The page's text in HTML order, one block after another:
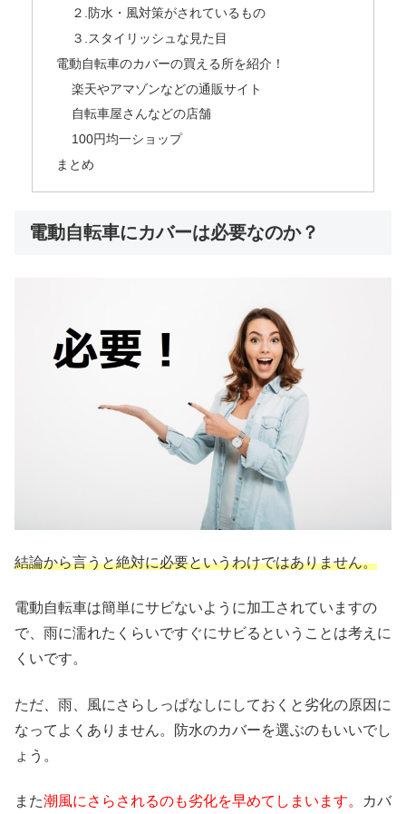
２.防水・風対策がされているもの
３.スタイリッシュな見た目
電動自転車のカバーの買える所を紹介！
楽天やアマゾンなどの通販サイト
自転車屋さんなどの店舗
100円均一ショップ
まとめ
電動自転車にカバーは必要なのか？
結論から言うと絶対に必要というわけではありません。
電動自転車は簡単にサビないように加工されていますの
で、雨に濡れたくらいですぐにサビるということは考えに
くいです。
ただ、雨、風にさらしっぱなしにしておくと劣化の原因に
なってよくありません。防水のカバーを選ぶのもいいでし
ょう。
また潮風にさらされるのも劣化を早めてしまいます。
カバ